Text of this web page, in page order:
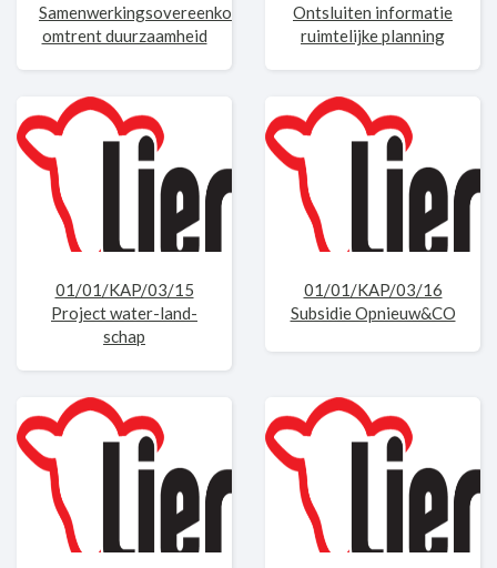
Samenwerkingsovereenkomst
omtrent duurzaamheid
Ontsluiten informatie
ruimtelijke planning
01/01/KAP/03/15
Project water-land-
schap
01/01/KAP/03/16
Subsidie Opnieuw&CO